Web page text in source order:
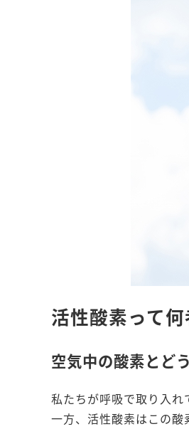
活性酸素って
空気中の酸素とど
私たちが呼吸で取り入れ
一方、活性酸素はこの酸